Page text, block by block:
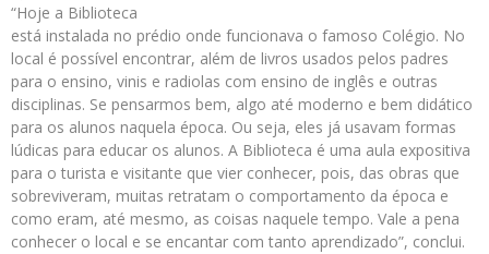
“Hoje a Biblioteca
está instalada no prédio onde funcionava o famoso Colégio. No
local é possível encontrar, além de livros usados pelos padres
para o ensino, vinis e radiolas com ensino de inglês e outras
disciplinas. Se pensarmos bem, algo até moderno e bem didático
para os alunos naquela época. Ou seja, eles já usavam formas
lúdicas para educar os alunos. A Biblioteca é uma aula expositiva
para o turista e visitante que vier conhecer, pois, das obras que
sobreviveram, muitas retratam o comportamento da época e
como eram, até mesmo, as coisas naquele tempo. Vale a pena
conhecer o local e se encantar com tanto aprendizado”, conclui.